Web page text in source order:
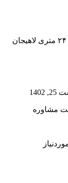
سلام برای یک فضای خیلی کوچیک در حد ۲۴ متری لاهیجان
مشاوره